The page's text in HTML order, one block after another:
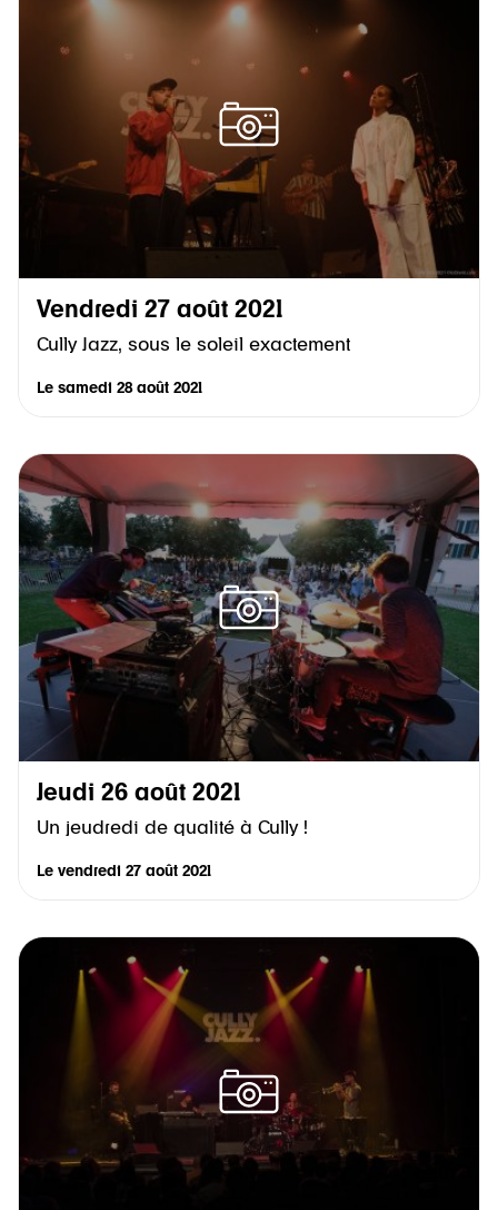
Vendredi 27 août 2021
Cully Jazz, sous le soleil exactement
Le samedi 28 août 2021
Jeudi 26 août 2021
Un jeudredi de qualité à Cully !
Le vendredi 27 août 2021